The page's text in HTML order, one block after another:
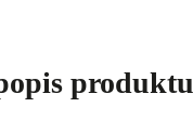
produktu